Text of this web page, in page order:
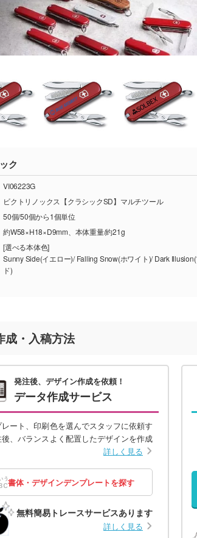
ク
VI06223G
ビクトリノックス【クラシックSD】マルチツール
50個/50個から1個単位
約W58×H18×D9mm、本体重量/約21g
[選べる本体色]
Sunny Side(イエロー)/ Falling Snow(ホワイト)/ Dark Illusion(ブラック)/ Style Icon(レッ
ド)
成・入稿方法
発注後、デザイン作成を依頼！
データ作成サービス
ート、印刷色を選んでスタッフに依頼す
、バランスよく配置したデザインを作成
詳しく見る
書体・デザインデンプレートを探す
無料簡易トレースサービスあります
詳しく見る